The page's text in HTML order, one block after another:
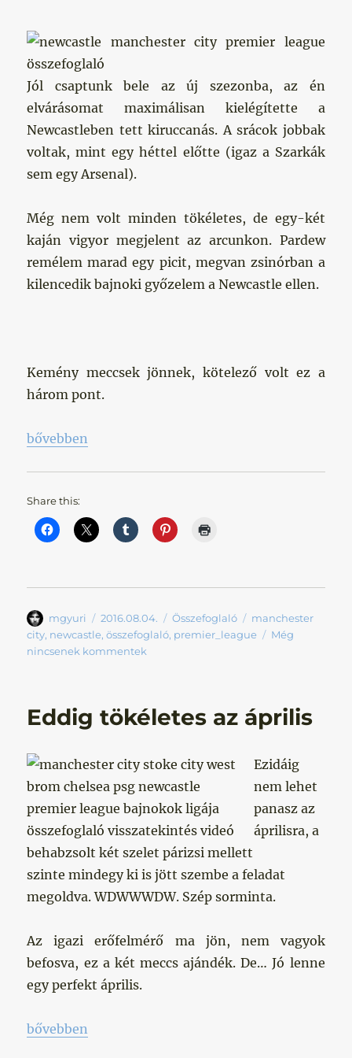
Jól csaptunk bele az új szezonba, az én
elvárásomat maximálisan kielégítette a
Newcastleben tett kiruccanás. A srácok jobbak
voltak, mint egy héttel előtte (igaz a Szarkák
sem egy Arsenal).
Még nem volt minden tökéletes, de egy-két
kaján vigyor megjelent az arcunkon. Pardew
remélem marad egy picit, megvan zsinórban a
kilencedik bajnoki győzelem a Newcastle ellen.
Kemény meccsek jönnek, kötelező volt ez a
három pont.
„Idénykezdetnek tökéletes”
bővebben
Share this:
Szerző
mgyuri Közzétéve
2016.08.04. Kategória
Összefoglaló Címke
manchester
city, newcastle,összefoglaló, premier_league
Még
nincsenek kommentek
Eddig tökéletes az április
Ezidáig
nem lehet
panasz az
áprilisra, a
behabzsolt két szelet párizsi mellett
szinte mindegy ki is jött szembe a feladat
megoldva. WDWWWDW. Szép sorminta.
Az igazi erőfelmérő ma jön, nem vagyok
befosva, ez a két meccs ajándék. De… Jó lenne
egy perfekt április.
„Eddig tökéletes az április „
bővebben